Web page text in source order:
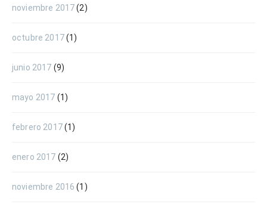
noviembre 2017(2)
octubre 2017(1)
junio 2017 (9)
mayo 2017 (1)
febrero 2017(1)
enero 2017 (2)
noviembre 2016 (1)